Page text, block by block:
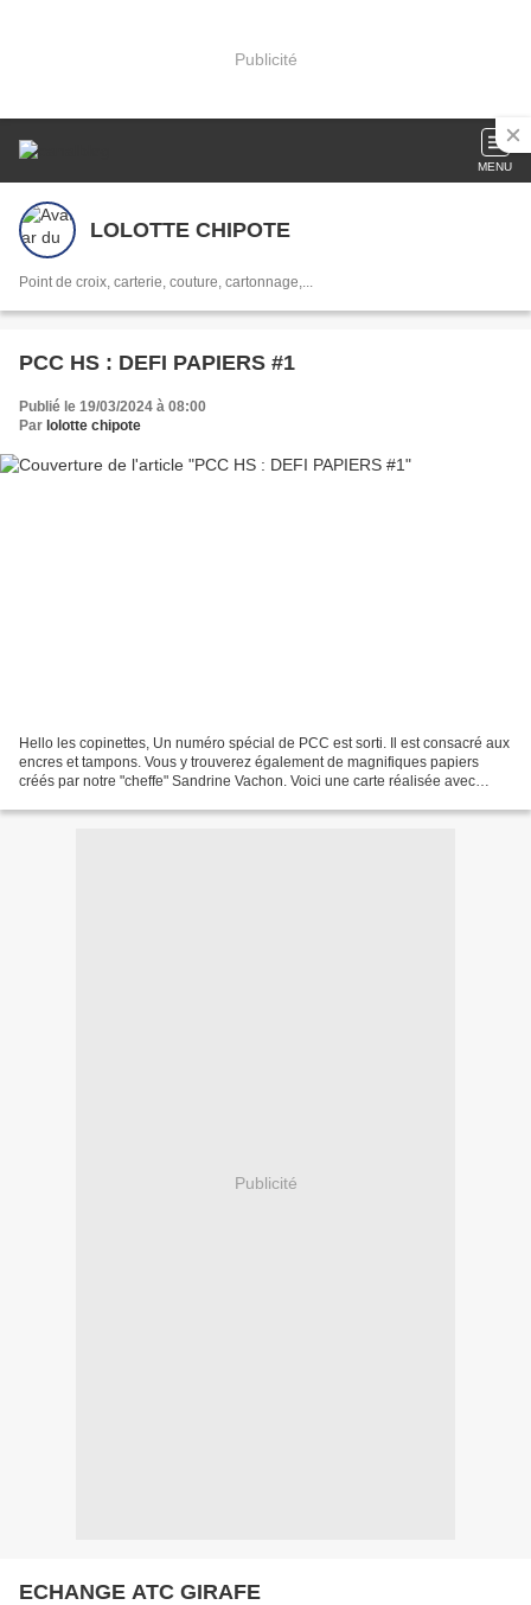
Publicité
MENU
LOLOTTE CHIPOTE
Point de croix, carterie, couture, cartonnage,...
PCC HS : DEFI PAPIERS #1
Publié le 19/03/2024 à 08:00
Par lolotte chipote
Hello les copinettes, Un numéro spécial de PCC est sorti. Il est consacré aux
encres et tampons. Vous y trouverez également de magnifiques papiers
créés par notre "cheffe" Sandrine Vachon. Voici une carte réalisée avec
Publicité
ECHANGE ATC GIRAFE